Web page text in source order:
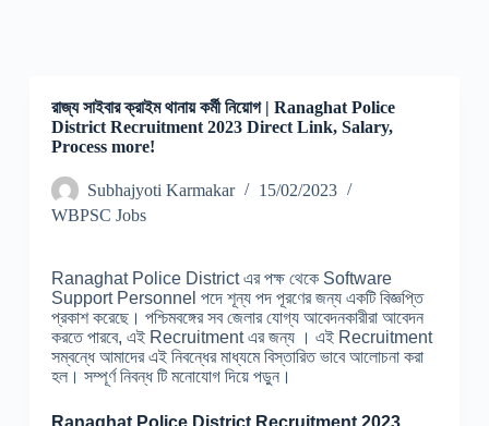
রাজ্য সাইবার ক্রাইম থানায় কর্মী নিয়োগ | Ranaghat Police
District Recruitment 2023 Direct Link, Salary,
Process more!
Subhajyoti Karmakar
15/02/2023
WBPSC Jobs
Ranaghat Police District এর পক্ষ থেকে Software
Support Personnel পদে শূন্য পদ পূরণের জন্য একটি বিজ্ঞপ্তি
প্রকাশ করেছে। পশ্চিমবঙ্গের সব জেলার যোগ্য আবেদনকারীরা আবেদন
করতে পারবে, এই Recruitment এর জন্য । এই Recruitment
সম্বন্ধে আমাদের এই নিবন্ধের মাধ্যমে বিস্তারিত ভাবে আলোচনা করা
হল। সম্পূর্ণ নিবন্ধ টি মনোযোগ দিয়ে পড়ুন।
Ranaghat Police District Recruitment 2023